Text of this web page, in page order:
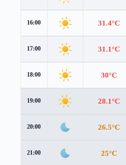
16:00 31.4°C
17:00 31.1°C
18:00 30°C
19:00 28.1°C
20:00 26.5°C
21:00 25°C